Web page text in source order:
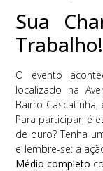
Sua
Trabalho!
O evento
localizado na
Bairro
Para participar, é
de ouro? Tenha
e lembre-se: a
Médio completo